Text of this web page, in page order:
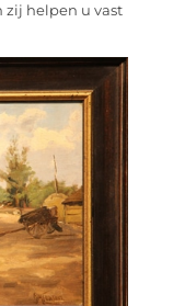
zij helpen u vast